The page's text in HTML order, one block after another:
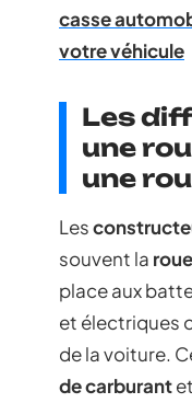
casse
votre véhicule
Les
une
une
Les
souvent la
place aux
et électriques
de la voiture.
de carburant